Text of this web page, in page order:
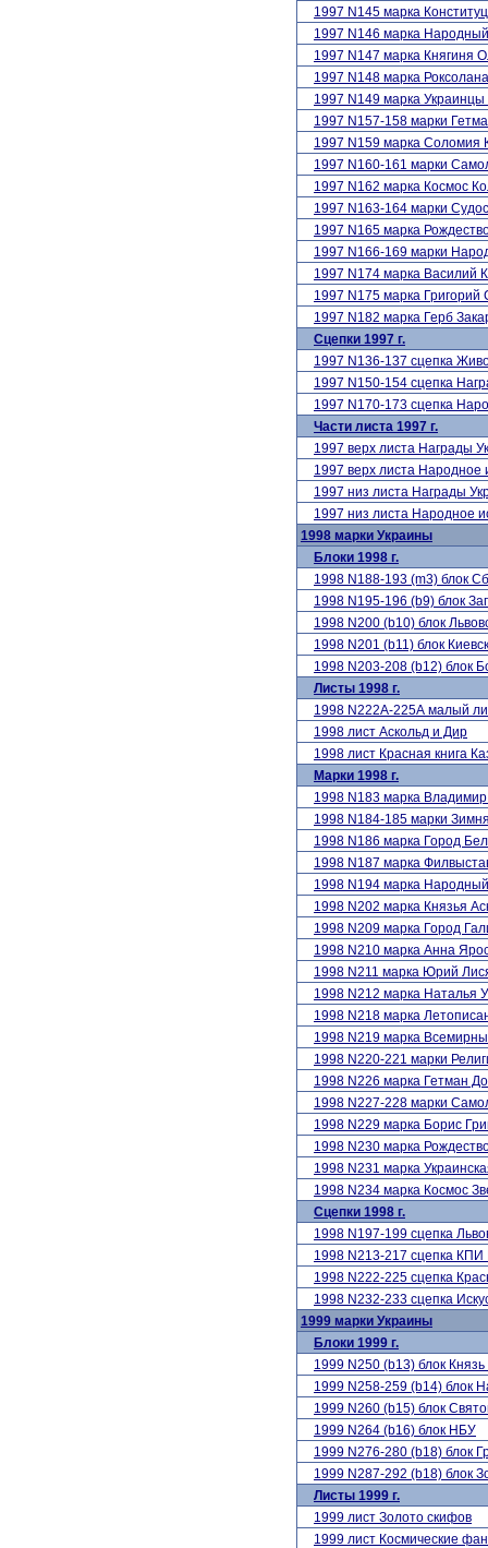
1997 N145 марка
1997 N146 марка
1997 N147 марка Княгиня
1997 N148 марка Роксолана
1997 N149 марка
1997 N157-158 марки
1997 N159 марка Соломия
1997 N160-161 марки
1997 N162 марка Космос
1997 N163-164 марки
1997 N165 марка
1997 N166-169 марки
1997 N174 марка Василий
1997 N175 марка
1997 N182 марка Герб
Сцепки 1997 г.
1997 N136-137 сцепка
1997 N150-154 сцепка
1997 N170-173 сцепка
Части листа 1997 г.
1997 верх листа Награды
1997 верх листа Народное
1997 низ листа Награды
1997 низ листа Народное
1998 марки Украины
Блоки 1998 г.
1998 N188-193 (m3) блок
1998 N195-196 (b9) блок
1998 N200 (b10) блок
1998 N201 (b11) блок
1998 N203-208 (b12) блок
Листы 1998 г.
1998 N222А-225А малый
1998 лист Аскольд и Дир
1998 лист Красная книга
Марки 1998 г.
1998 N183 марка
1998 N184-185 марки
1998 N186 марка Город
1998 N187 марка
1998 N194 марка
1998 N202 марка Князья
1998 N209 марка Город
1998 N210 марка Анна
1998 N211 марка Юрий
1998 N212 марка Наталья
1998 N218 марка
1998 N219 марка
1998 N220-221 марки
1998 N226 марка Гетман
1998 N227-228 марки
1998 N229 марка Борис
1998 N230 марка
1998 N231 марка
1998 N234 марка Космос
Сцепки 1998 г.
1998 N197-199 сцепка
1998 N213-217 сцепка КПИ
1998 N222-225 сцепка
1998 N232-233 сцепка
1999 марки Украины
Блоки 1999 г.
1999 N250 (b13) блок
1999 N258-259 (b14) блок
1999 N260 (b15) блок
1999 N264 (b16) блок НБУ
1999 N276-280 (b18) блок
1999 N287-292 (b18) блок
Листы 1999 г.
1999 лист Золото скифов
1999 лист Космические